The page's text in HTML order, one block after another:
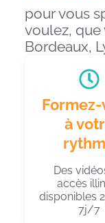
pour vous
voulez, que
Bordeaux,
à
Des
accès
disponibles
7j/7